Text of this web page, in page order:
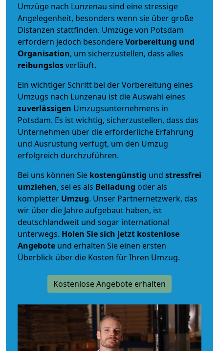
Umzüge nach Lunzenau sind eine stressige
Angelegenheit, besonders wenn sie über große
Distanzen stattfinden. Umzüge von Potsdam
erfordern jedoch besondereVorbereitung und
Organisation, um sicherzustellen, dass alles
reibungslosverläuft.
Ein wichtiger Schritt bei der Vorbereitung eines
Umzugs nach Lunzenau ist die Auswahl eines
zuverlässigen Umzugsunternehmens in
Potsdam. Es ist wichtig, sicherzustellen, dass das
Unternehmen über die erforderliche Erfahrung
und Ausrüstung verfügt, um den Umzug
erfolgreich durchzuführen.
Bei uns können Sie kostengünstig und stressfrei
umziehen, sei es als Beiladung oder als
kompletter Umzug. Unser Partnernetzwerk, das
wir über die Jahre aufgebaut haben, ist
deutschlandweit und sogar international
unterwegs. Holen Sie sich jetzt kostenlose
Angebote und erhalten Sie einen ersten
Überblick über die Kosten für Ihren Umzug.
Kostenlose Angebote erhalten